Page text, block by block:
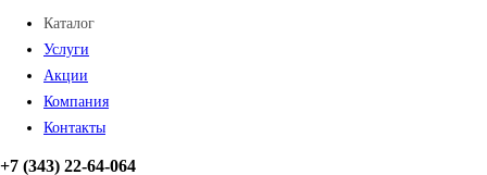
Каталог
Услуги
Акции
Компания
Контакты
+7 (343) 22-64-064